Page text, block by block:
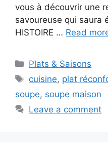
vous à découvrir une
savoureuse qui saura
HISTOIRE … Read
Categories
Plats & Saisons
Tags
cuisine, plat
soupe, soupe maison
Leave a comment